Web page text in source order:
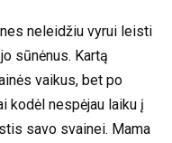
neleidžiu vyrui leisti
sūnėnus. Kartą
vaikus, bet po
kodėl nespėjau laiku į
savo svainei. Mama